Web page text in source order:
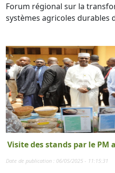
Forum régional sur la
systèmes agricoles durables
Visite des stands par le
Date de publication : 06/05/2025 - 11:15:31